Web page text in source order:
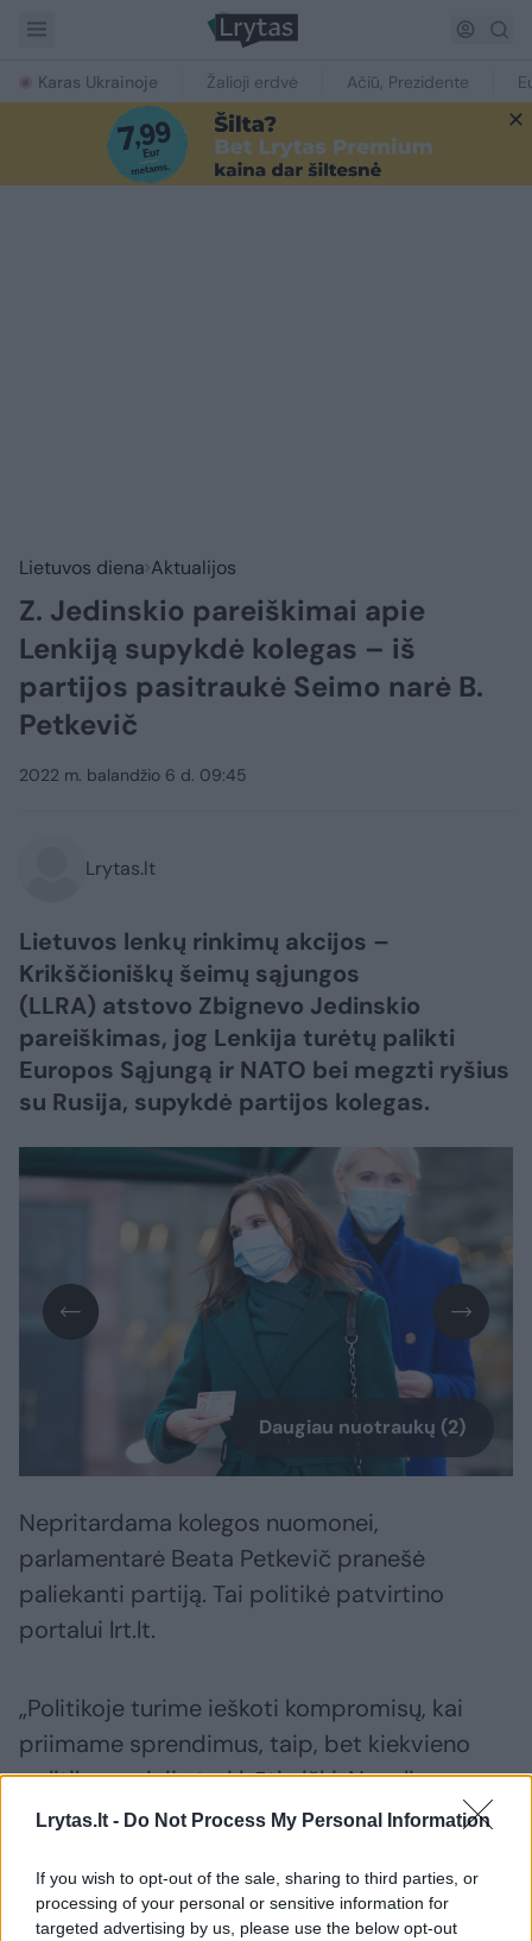
Lrytas.lt - Do Not Process My Personal Information
If you wish to opt-out of the sale, sharing to third parties, or
processing of your personal or sensitive information for
targeted advertising by us, please use the below opt-out
Karas Ukrainoje Žalioji erdvė Ačiū, Prezidente
Lietuvos diena Aktualijos
Z. Jedinskio pareiškimai apie
Lenkiją supykdė kolegas – iš
partijos pasitraukė Seimo narė B.
Petkevič
2022 m. balandžio 6 d. 09:45
Lrytas.lt
Lietuvos lenkų rinkimų akcijos –
Krikščioniškų šeimų sąjungos
(LLRA) atstovo Zbignevo Jedinskio
pareiškimas, jog Lenkija turėtų palikti
Europos Sąjungą ir NATO bei megzti ryšius
su Rusija, supykdė partijos kolegas.
Daugiau nuotraukų (2)
Nepritardama kolegos nuomonei,
parlamentarė Beata Petkevič pranešė
paliekanti partiją. Tai politikė patvirtino
portalui lrt.lt.
„Politikoje turime ieškoti kompromisų, kai
priimame sprendimus, taip, bet kiekvieno
politiko pozicija turi būti aiški. Negalime
klaidinti savo rinkėjų, bandant sėdėti ant
dviprasmiškumų, ypač dabar, tokiu sunkiu
metu. Manau, kad tokiais komentarais ponas